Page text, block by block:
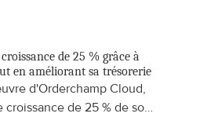
de 25 % grâce à
en améliorant sa trésorerie
d'Orderchamp Cloud,
de 25 % de son